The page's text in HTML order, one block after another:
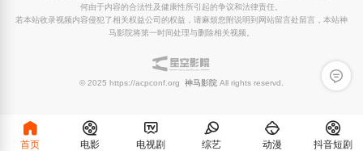
留言反
何由于内容的合法性及健康性所引起的争议和法律责任。
若本站收录视频内容侵犯了相关权益公司的权益，请麻烦您附说明到网站留言处留言，本站神
马影院将第一时间处理与删除相关视频。
© 2025 https://acpconf.org 神马影院 All rights reservd.
首页 电影 电视剧 综艺 动漫 抖音短剧